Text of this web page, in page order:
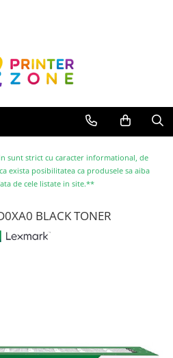
sunt strict cu caracter informational, de
exista posibilitatea ca produsele sa aiba
de cele listate in site.**
BLACK TONER